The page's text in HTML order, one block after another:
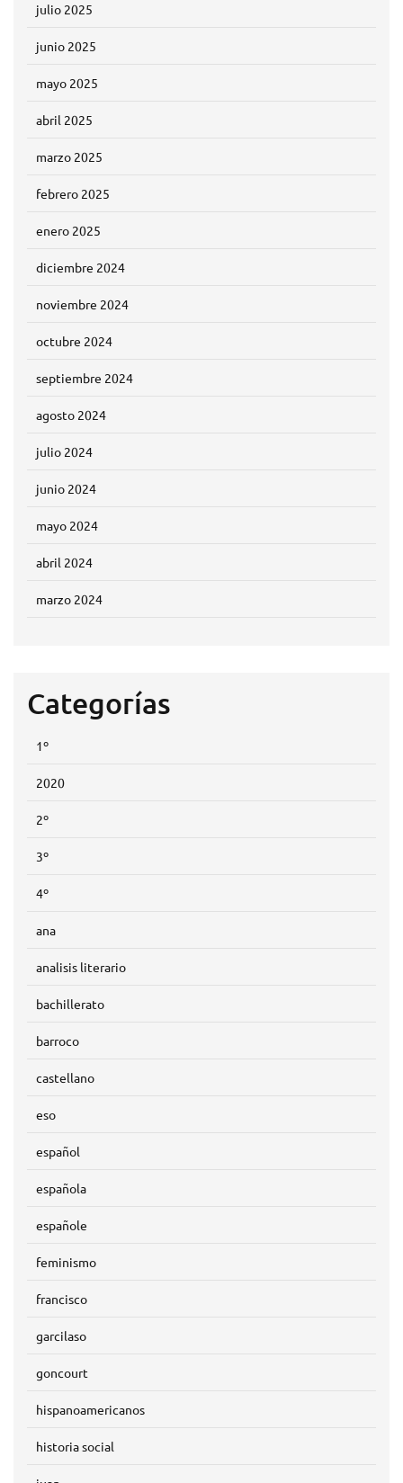
julio 2025
junio 2025
mayo 2025
abril 2025
marzo 2025
febrero 2025
enero 2025
diciembre 2024
noviembre 2024
octubre 2024
septiembre 2024
agosto 2024
julio 2024
junio 2024
mayo 2024
abril 2024
marzo 2024
Categorías
1º
2020
2º
3º
4º
ana
analisis literario
bachillerato
barroco
castellano
eso
español
española
españole
feminismo
francisco
garcilaso
goncourt
hispanoamericanos
historia social